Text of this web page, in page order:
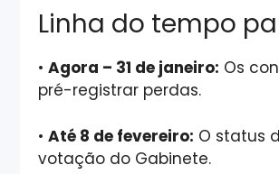
Linha do tempo
• Agora – 31 de janeiro: Os
pré-registrar perdas.
• Até 8 de fevereiro: O status
votação do Gabinete.